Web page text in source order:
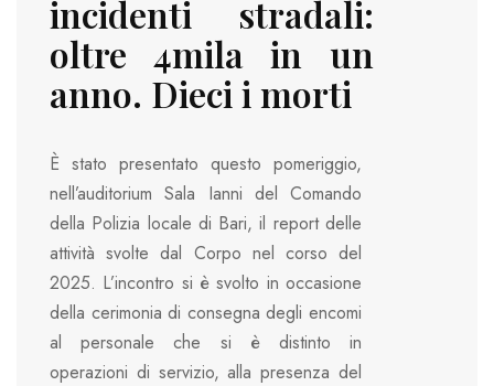
incidenti stradali:
oltre 4mila in un
anno. Dieci i morti
È stato presentato questo pomeriggio,
nell’auditorium Sala Ianni del Comando
della Polizia locale di Bari, il report delle
attività svolte dal Corpo nel corso del
2025. L’incontro si è svolto in occasione
della cerimonia di consegna degli encomi
al personale che si è distinto in
operazioni di servizio, alla presenza del